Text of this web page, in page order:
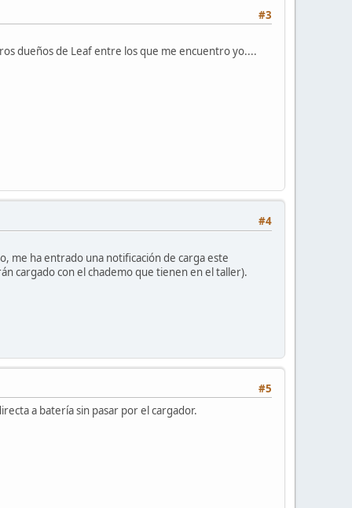
#3
dueños de Leaf entre los que me encuentro yo....
#4
me ha entrado una notificación de carga este
cargado con el chademo que tienen en el taller).
#5
a batería sin pasar por el cargador.